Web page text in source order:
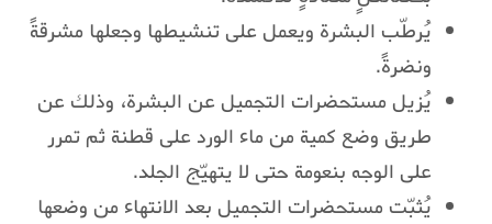
يُرطّب البشرة ويعمل على تنشيطها وجعلها مشرقةً
ونضرةً.
يُزيل مستحضرات التجميل عن البشرة، وذلك عن
طريق وضع كمية من ماء الورد على قطنة ثم تمرر
على الوجه بنعومة حتى لا يتهيّج الجلد.
يُثبّت مستحضرات التجميل بعد الانتهاء من وضعها